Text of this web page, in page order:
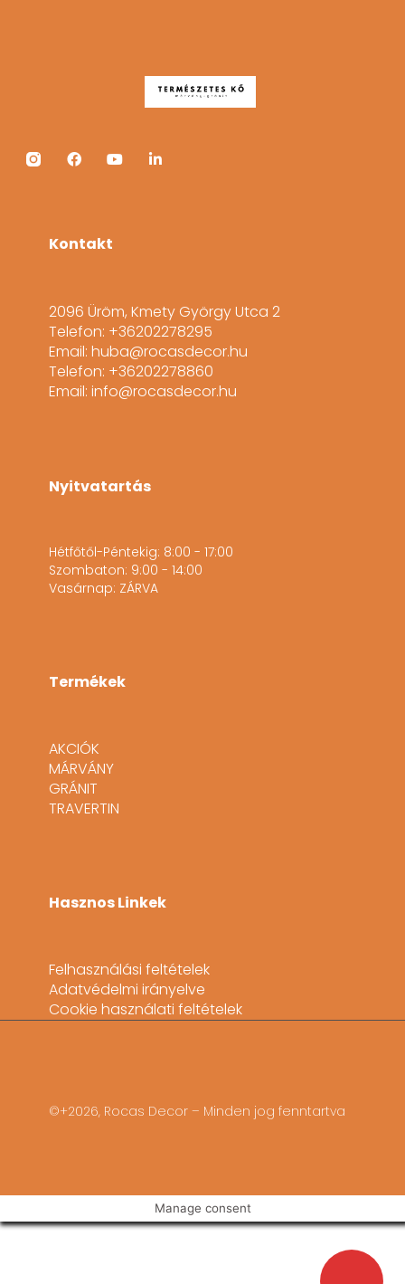
Kontakt
2096 Üröm, Kmety György Utca 2
Telefon: +36202278295
Email: huba@rocasdecor.hu
Telefon: +36202278860
Email: info@rocasdecor.hu
Nyitvatartás
Hétfőtől-Péntekig: 8:00 - 17:00
Szombaton: 9:00 - 14:00
Vasárnap: ZÁRVA
Termékek
AKCIÓK
MÁRVÁNY
GRÁNIT
TRAVERTIN
Hasznos Linkek
Felhasználási feltételek
Adatvédelmi irányelve
Cookie használati feltételek
©+2026, Rocas Decor – Minden jog fenntartva
Manage consent